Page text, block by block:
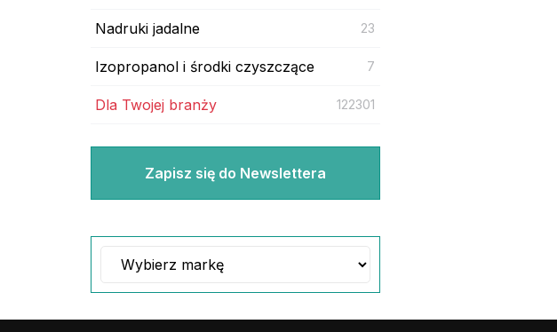
Nadruki jadalne 23
Izopropanol i środki czyszczące 7
Dla Twojej branży 122301
Zapisz się do Newslettera